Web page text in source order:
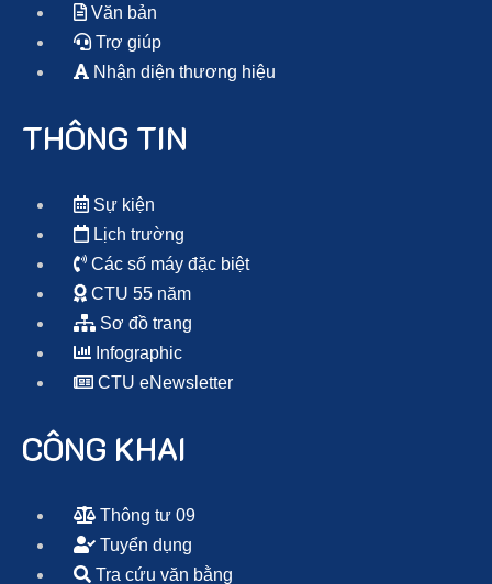
Văn bản
Trợ giúp
Nhận diện thương hiệu
THÔNG TIN
Sự kiện
Lịch trường
Các số máy đặc biệt
CTU 55 năm
Sơ đồ trang
Infographic
CTU eNewsletter
CÔNG KHAI
Thông tư 09
Tuyển dụng
Tra cứu văn bằng